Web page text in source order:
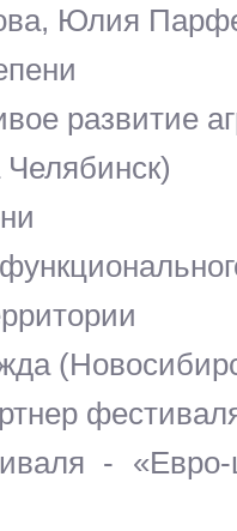
Юлия
развитие
- «Евро-